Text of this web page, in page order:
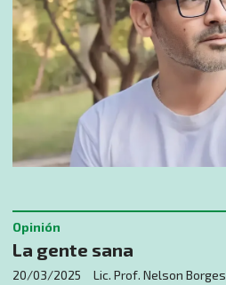
La gente sana
Lic. Prof. Nelson Borges
Opinión
20/03/2025